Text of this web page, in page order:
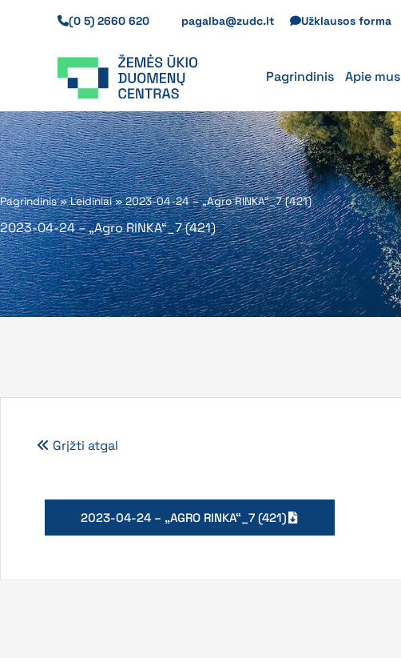
(0 5) 2660 620 pagalba@zudc.lt Užklausos forma
Pagrindinis Apie mus
Pagrindinis»Leidiniai»2023-04-24 – „Agro RINKA“_7 (421)
2023-04-24 – „Agro RINKA“_7 (421)
Grįžti atgal
2023-04-24 – „AGRO RINKA“_7 (421)